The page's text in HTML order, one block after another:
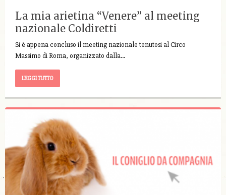
La mia arietina “Venere” al meeting
nazionale Coldiretti
Si è appena concluso il meeting nazionale tenutosi al Circo
Massimo di Roma, organizzato dalla…
LEGGI TUTTO